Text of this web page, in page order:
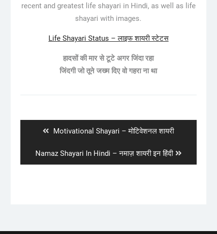
recent and greatest life shayari in Hindi, as well as life
shayari with images.
Life Shayari Status – लाइफ शायरी स्टेटस
हादसों की मार से टूटे अगर जिंदा रहा
जिंदगी जो तूने जख्म दिए वो गहरा ना था
Previous
Motivational Shayari – मोटिवेशनल शायरी
Next
post:
Namaz Shayari In Hindi – नमाज़ शायरी इन हिंदी